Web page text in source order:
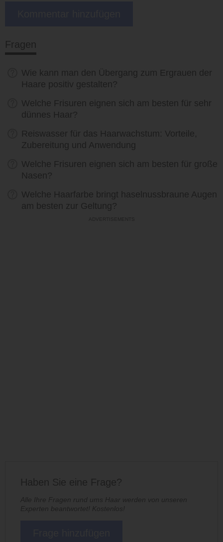
Fragen
Wie kann man den Übergang zum Ergrauen der
Haare positiv gestalten?
Welche Frisuren eignen sich am besten für sehr
dünnes Haar?
Reiswasser für das Haarwachstum: Vorteile,
Zubereitung und Anwendung
Welche Frisuren eignen sich am besten für große
Nasen?
Welche Haarfarbe bringt haselnussbraune Augen
am besten zur Geltung?
Haben Sie eine Frage?
Alle Ihre Fragen rund ums Haar werden von unseren
Experten beantwortet! Kostenlos!